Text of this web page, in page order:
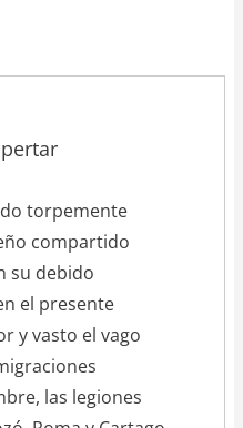
torpemente
compartido
su debido
el presente
y vasto el vago
las legiones